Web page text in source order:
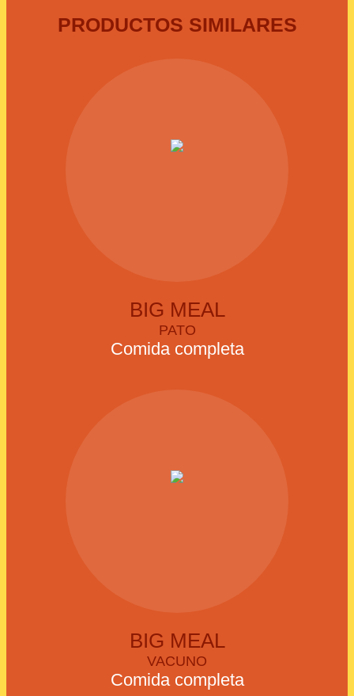
PRODUCTOS SIMILARES
BIG MEAL
PATO
Comida completa
BIG MEAL
VACUNO
Comida completa